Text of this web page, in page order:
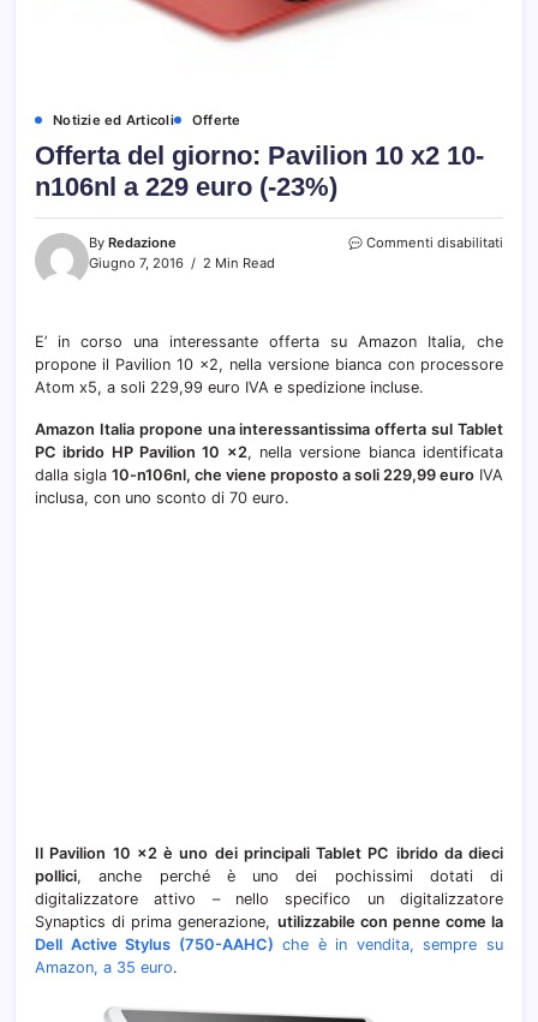
Notizie ed Articoli Offerte
Offerta del giorno: Pavilion 10 x2 10-
n106nl a 229 euro (-23%)
By Redazione
Giugno 7, 2016
2 Min Read
Commenti disabilitati
10
x2
a
(-
E’ in corso una interessante offerta su Amazon Italia, che
propone il Pavilion 10 x2, nella versione bianca con processore
Atom x5, a soli 229,99 euro IVA e spedizione incluse.
Amazon Italia propone una interessantissima offerta sul Tablet
PC ibrido HP Pavilion 10 x2, nella versione bianca identificata
dalla sigla 10-n106nl, che viene proposto a soli 229,99 euro IVA
inclusa, con uno sconto di 70 euro.
Il Pavilion 10 x2 è uno dei principali Tablet PC ibrido da dieci
pollici, anche perché è uno dei pochissimi dotati di
digitalizzatore attivo – nello specifico un digitalizzatore
Synaptics di prima generazione, utilizzabile con penne come la
Dell Active Stylus (750-AAHC) che è in vendita, sempre su
Amazon, a 35 euro.